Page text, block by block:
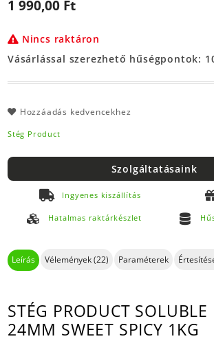
1 990,00 Ft
Nincs raktáron
Vásárlással szerezhető hűségpontok:
Hozzáadás kedvencekhez
Stég Product
Szolgáltatásaink
Ingyenes kiszállítás
Hatalmas raktárkészlet
Leírás Vélemények (22) Paraméterek
STÉG PRODUCT SOLUBLE
24MM SWEET SPICY 1KG